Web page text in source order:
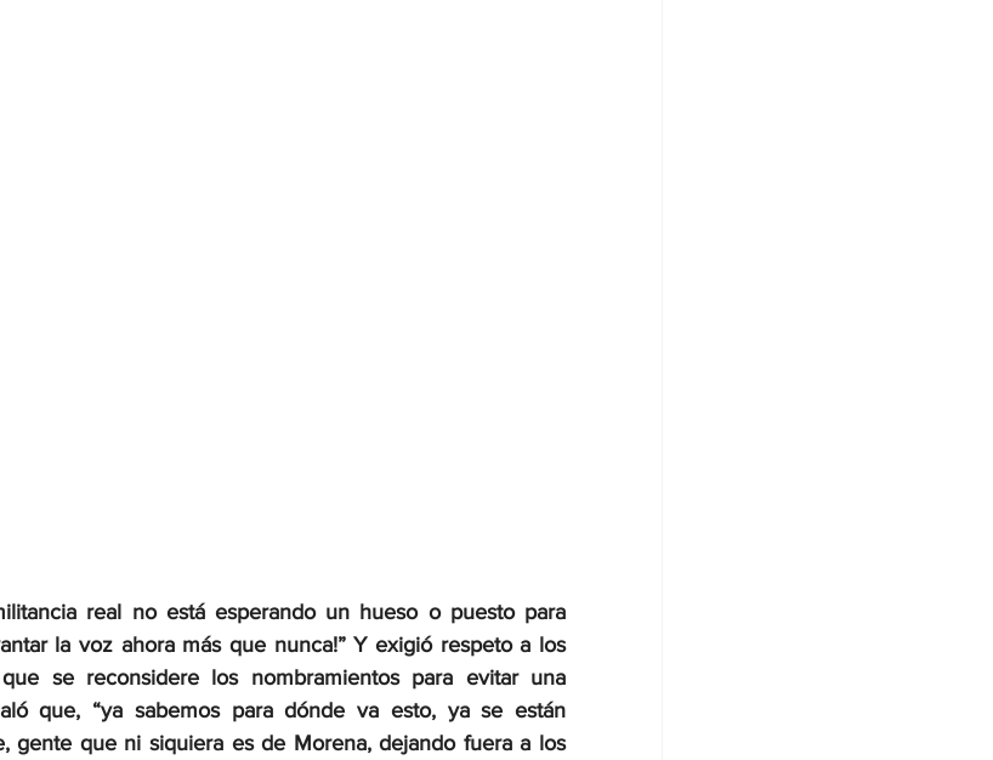
real no está esperando un hueso o puesto para
la voz ahora más que nunca!” Y exigió respeto a los
se reconsidere los nombramientos para evitar una
que, “ya sabemos para dónde va esto, ya se están
gente que ni siquiera es de Morena, dejando fuera a los